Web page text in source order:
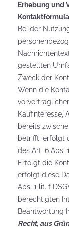
Erhebung und
Bei der
gestellten
Zweck der
Wenn die
Kaufinteresse,
bereits
betrifft, erfolgt
des Art. 6 Abs.
Erfolgt die
erfolgt diese
Abs. 1 lit. f
berechtigten
Beantwortung
Recht, aus